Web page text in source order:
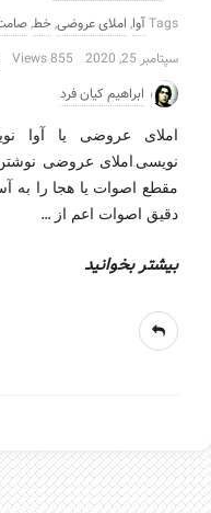
Tagsآوا, املای عروضی,خط,
سپتامبر 25, 2020
855 Views
ابراهیم کیان فرد
املای عروضی یا آوا
نویسی.املای عروضی
مقطع اصوات یا هجا را به
دقیق اصوات اعم از …
بیشتر بخوانید